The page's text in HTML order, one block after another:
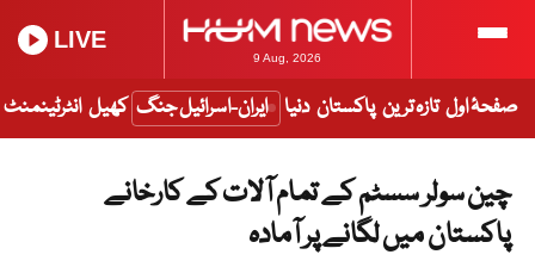
9 Aug, 2026
LIVE
صفحۂ اول تازہ ترین پاکستان دنیا ایران-اسرائیل جنگ کھیل انٹرٹینمنٹ
چین سولر سسٹم کے تمام آلات کے کارخانے
پاکستان میں لگانے پر آمادہ